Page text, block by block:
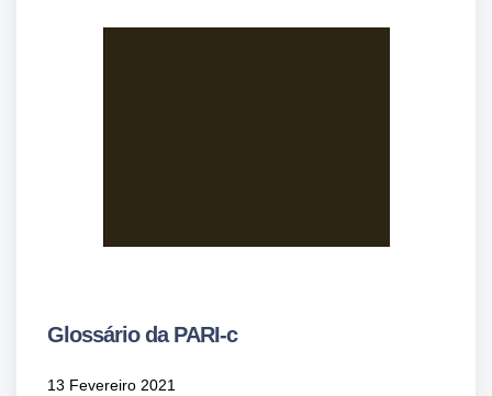
Glossário da PARI-c
13 Fevereiro 2021